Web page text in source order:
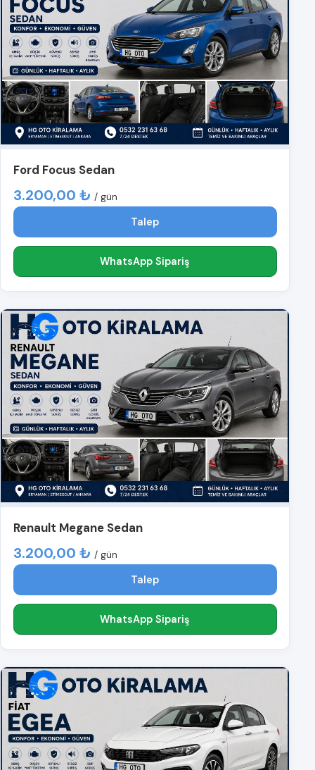
Ford Focus Sedan
3.200,00 ₺ / gün
Talep
WhatsApp Sipariş
Renault Megane Sedan
3.200,00 ₺ / gün
Talep
WhatsApp Sipariş